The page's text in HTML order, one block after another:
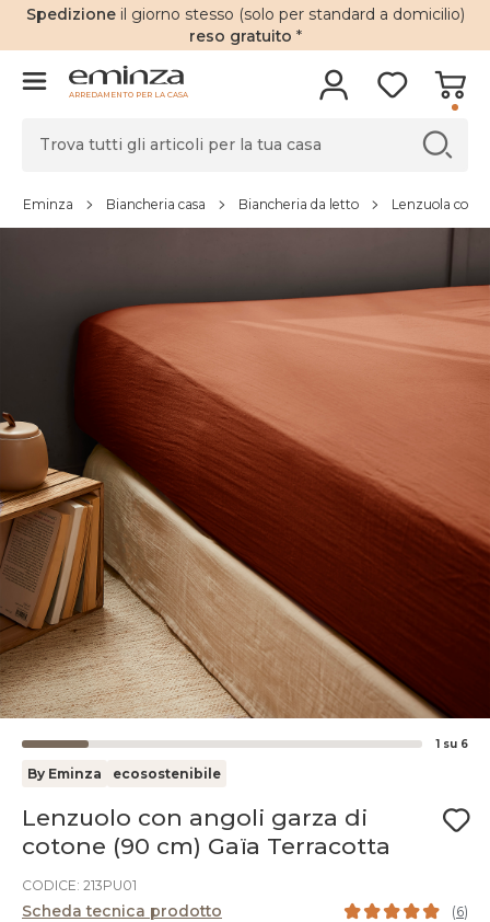
Spedizione il giorno stesso (solo per standard a domicilio)
reso gratuito *
ARREDAMENTO PER LA CASA
Eminza Biancheria casa Biancheria da letto Lenzuola con
1 su 6
By Eminza ecosostenibile
Lenzuolo con angoli garza di
cotone (90 cm) Gaïa Terracotta
CODICE: 213PU01
Scheda tecnica prodotto (6)